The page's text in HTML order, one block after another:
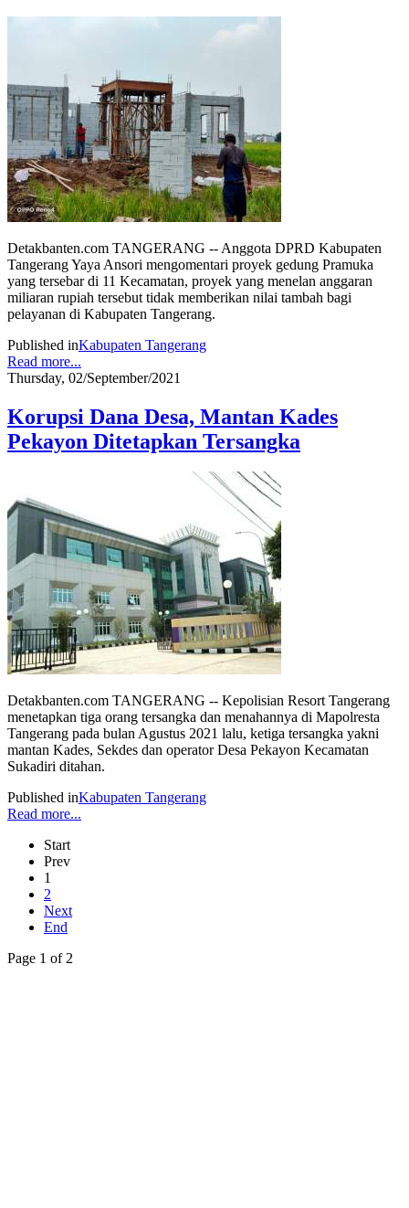
Detakbanten.com TANGERANG -- Anggota DPRD Kabupaten
Tangerang Yaya Ansori mengomentari proyek gedung Pramuka
yang tersebar di 11 Kecamatan, proyek yang menelan anggaran
miliaran rupiah tersebut tidak memberikan nilai tambah bagi
pelayanan di Kabupaten Tangerang.
Published inKabupaten Tangerang
Read more...
Thursday, 02/September/2021
Korupsi Dana Desa, Mantan Kades
Pekayon Ditetapkan Tersangka
Detakbanten.com TANGERANG -- Kepolisian Resort Tangerang
menetapkan tiga orang tersangka dan menahannya di Mapolresta
Tangerang pada bulan Agustus 2021 lalu, ketiga tersangka yakni
mantan Kades, Sekdes dan operator Desa Pekayon Kecamatan
Sukadiri ditahan.
Published inKabupaten Tangerang
Read more...
Start
Prev
1
2
Next
End
Page 1 of 2